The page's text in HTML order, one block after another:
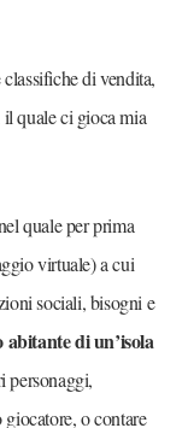
di vendita,
quale ci gioca mia
quale per prima
virtuale) a cui
sociali, bisogni e
di un’isola
personaggi,
o contare